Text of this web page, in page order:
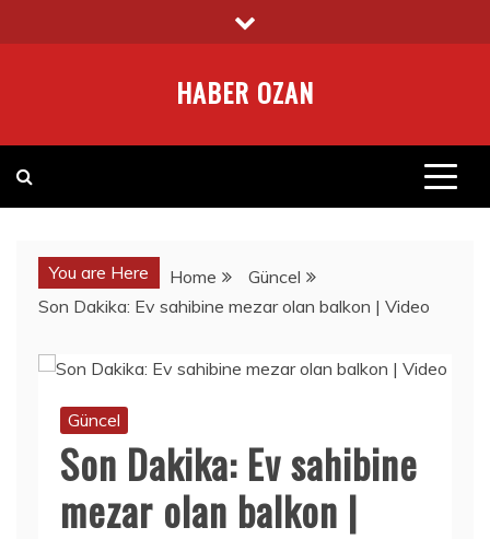
to
HABER OZAN
You are Here Home
Güncel
Son Dakika: Ev sahibine mezar olan balkon | Video
Güncel
Son Dakika: Ev sahibine
mezar olan balkon |